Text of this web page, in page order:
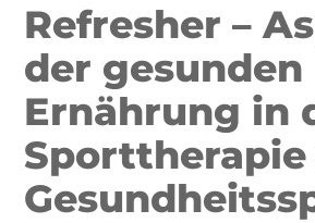
Refresher –
der gesunden
Ernährung in